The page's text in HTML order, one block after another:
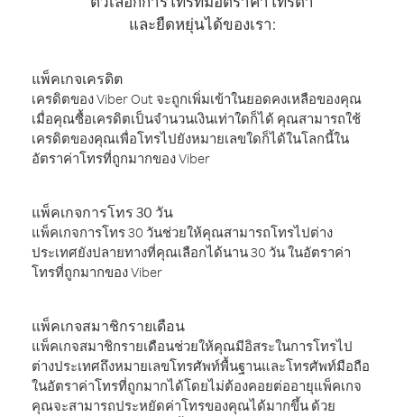
และยืดหยุ่นได้ของเรา:
แพ็คเกจเครดิต
เครดิตของ Viber Out จะถูกเพิ่มเข้าในยอดคงเหลือของคุณ
เมื่อคุณซื้อเครดิตเป็นจำนวนเงินเท่าใดก็ได้ คุณสามารถใช้
เครดิตของคุณเพื่อโทรไปยังหมายเลขใดก็ได้ในโลกนี้ใน
อัตราค่าโทรที่ถูกมากของ Viber
แพ็คเกจการโทร 30 วัน
แพ็คเกจการโทร 30 วันช่วยให้คุณสามารถโทรไปต่าง
ประเทศยังปลายทางที่คุณเลือกได้นาน 30 วัน ในอัตราค่า
โทรที่ถูกมากของ Viber
แพ็คเกจสมาชิกรายเดือน
แพ็คเกจสมาชิกรายเดือนช่วยให้คุณมีอิสระในการโทรไป
ต่างประเทศถึงหมายเลขโทรศัพท์พื้นฐานและโทรศัพท์มือถือ
ในอัตราค่าโทรที่ถูกมากได้โดยไม่ต้องคอยต่ออายุแพ็คเกจ
คุณจะสามารถประหยัดค่าโทรของคุณได้มากขึ้น ด้วย